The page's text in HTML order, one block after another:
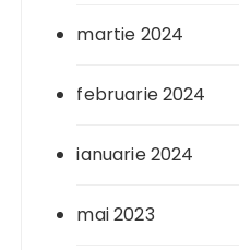
martie 2024
februarie 2024
ianuarie 2024
mai 2023